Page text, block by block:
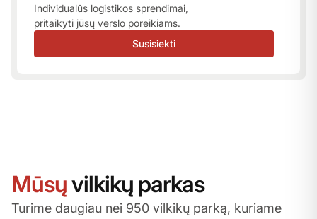
Individualūs logistikos sprendimai,
pritaikyti jūsų verslo poreikiams.
Susisiekti
Mūsųvilkikų parkas
Turime daugiau nei 950 vilkikų parką, kuriame